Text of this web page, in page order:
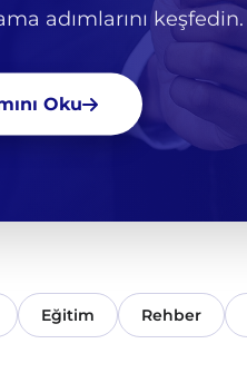
adımlarını keşfedin.
Oku
Eğitim Rehber